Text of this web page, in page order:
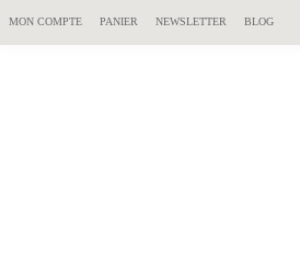
MON COMPTE PANIER NEWSLETTER BLOG